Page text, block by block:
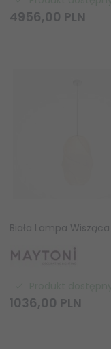
4956,00 PLN
1036,00 PLN